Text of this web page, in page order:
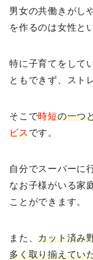
男女の共働きがし
を作るのは女性と
特に子育てをして
ともできず、スト
そこで時短の一つ
ビスです。
自分でスーパーに
なお子様がいる家
ことができます。
また、カット済み
多く取り揃えてい